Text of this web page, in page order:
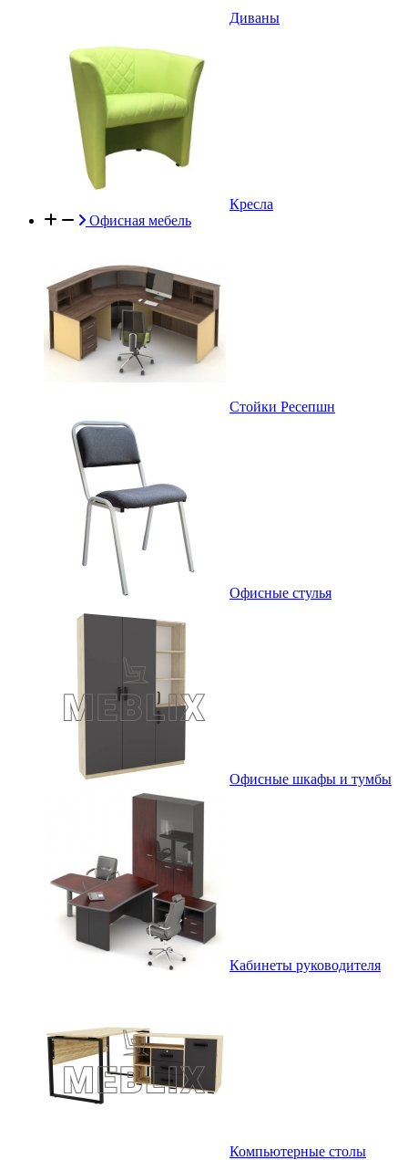
Диваны
Кресла
Офисная мебель
Стойки Ресепшн
Офисные стулья
Офисные шкафы и тумбы
Кабинеты руководителя
Компьютерные столы